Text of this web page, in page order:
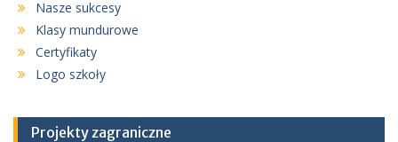
Nasze sukcesy
Klasy mundurowe
Certyfikaty
Logo szkoły
Projekty zagraniczne